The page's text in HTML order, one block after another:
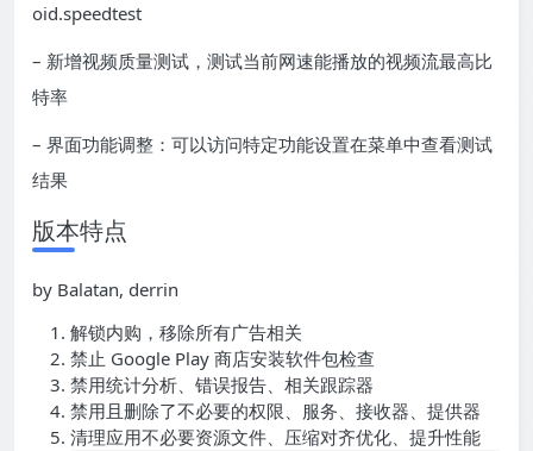
oid.speedtest
– 新增视频质量测试，测试当前网速能播放的视频流最高比
特率
– 界面功能调整：可以访问特定功能设置在菜单中查看测试
结果
版本特点
by Balatan, derrin
解锁内购，移除所有广告相关
禁止 Google Play 商店安装软件包检查
禁用统计分析、错误报告、相关跟踪器
禁用且删除了不必要的权限、服务、接收器、提供器
清理应用不必要资源文件、压缩对齐优化、提升性能